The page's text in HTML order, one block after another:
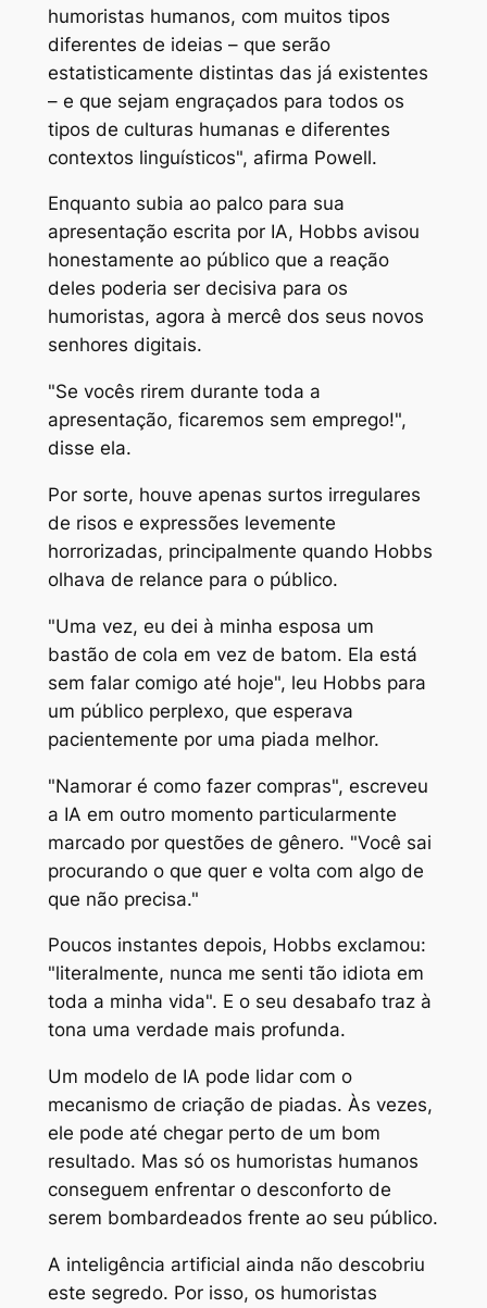
humoristas humanos, com muitos tipos
diferentes de ideias – que serão
estatisticamente distintas das já existentes
– e que sejam engraçados para todos os
tipos de culturas humanas e diferentes
contextos linguísticos", afirma Powell.
Enquanto subia ao palco para sua
apresentação escrita por IA, Hobbs avisou
honestamente ao público que a reação
deles poderia ser decisiva para os
humoristas, agora à mercê dos seus novos
senhores digitais.
"Se vocês rirem durante toda a
apresentação, ficaremos sem emprego!",
disse ela.
Por sorte, houve apenas surtos irregulares
de risos e expressões levemente
horrorizadas, principalmente quando Hobbs
olhava de relance para o público.
"Uma vez, eu dei à minha esposa um
bastão de cola em vez de batom. Ela está
sem falar comigo até hoje", leu Hobbs para
um público perplexo, que esperava
pacientemente por uma piada melhor.
"Namorar é como fazer compras", escreveu
a IA em outro momento particularmente
marcado por questões de gênero. "Você sai
procurando o que quer e volta com algo de
que não precisa."
Poucos instantes depois, Hobbs exclamou:
"literalmente, nunca me senti tão idiota em
toda a minha vida". E o seu desabafo traz à
tona uma verdade mais profunda.
Um modelo de IA pode lidar com o
mecanismo de criação de piadas. Às vezes,
ele pode até chegar perto de um bom
resultado. Mas só os humoristas humanos
conseguem enfrentar o desconforto de
serem bombardeados frente ao seu público.
A inteligência artificial ainda não descobriu
este segredo. Por isso, os humoristas